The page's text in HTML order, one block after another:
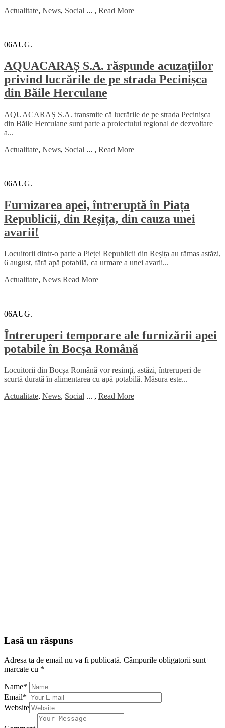
Actualitate, News, Social ... , Read More
06AUG.
AQUACARAȘ S.A. răspunde acuzațiilor
privind lucrările de pe strada Pecinișca
din Băile Herculane
AQUACARAȘ S.A. transmite că lucrările de pe strada Pecinișca
din Băile Herculane sunt parte a proiectului regional de dezvoltare
a...
Actualitate, News, Social ... , Read More
06AUG.
Furnizarea apei, întreruptă în Piața
Republicii, din Reșița, din cauza unei
avarii!
Locuitorii dintr-o parte a Pieței Republicii din Reșița au rămas astăzi,
6 august, fără apă potabilă, ca urmare a unei avarii...
Actualitate, News Read More
06AUG.
Întreruperi temporare ale furnizării apei
potabile în Bocșa Română
Locuitorii din Bocșa Română vor resimți, astăzi, întreruperi de
scurtă durată în alimentarea cu apă potabilă. Măsura este...
Actualitate, News, Social ... , Read More
Lasă un răspuns
Adresa ta de email nu va fi publicată. Câmpurile obligatorii sunt
marcate cu *
Name*
Email*
Website